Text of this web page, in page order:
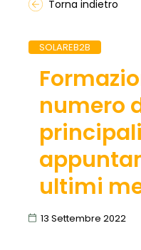
Torna indietro
SOLAREB2B
numero
principali
ultimi
13 Settembre 2022